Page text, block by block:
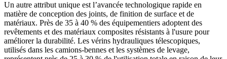
Un autre attribut unique est l’avancée technologique rapide en
matière de conception des joints, de finition de surface et de
matériaux. Près de 35 à 40 % des équipementiers adoptent des
revêtements et des matériaux composites résistants à l'usure pour
améliorer la durabilité. Les vérins hydrauliques télescopiques,
utilisés dans les camions-bennes et les systèmes de levage,